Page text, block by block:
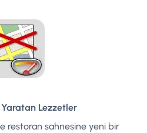
Lezzetler
restoran sahnesine yeni bir